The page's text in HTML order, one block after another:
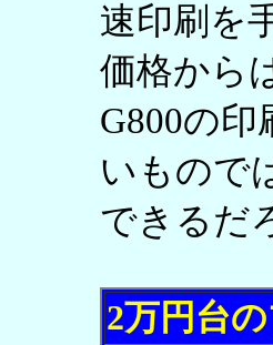
速印刷を
価格から
G800の印
いもので
できるだ
2万円台